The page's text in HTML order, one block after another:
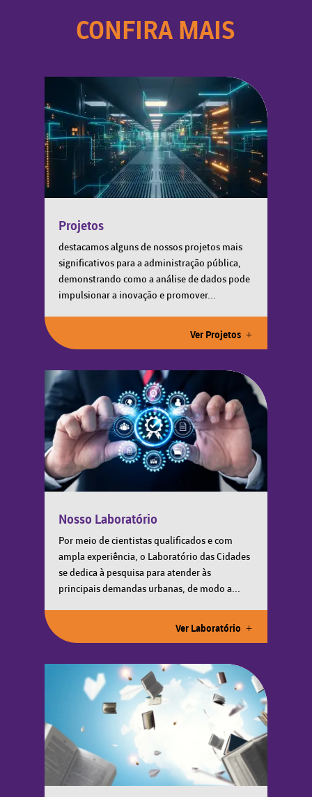
CONFIRA MAIS
Projetos
destacamos alguns de nossos projetos mais
significativos para a administração pública,
demonstrando como a análise de dados pode
impulsionar a inovação e promover...
Ver Projetos
Nosso Laboratório
Por meio de cientistas qualificados e com
ampla experiência, o Laboratório das Cidades
se dedica à pesquisa para atender às
principais demandas urbanas, de modo a...
Ver Laboratório